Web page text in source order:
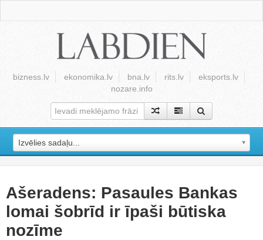
bizness.lv ekonomika.lv bna.lv rits.lv
eksports.lv
nozare.info
Izvēlies sadaļu...
Ašeradens: Pasaules Bankas
lomai šobrīd ir īpaši būtiska
nozīme